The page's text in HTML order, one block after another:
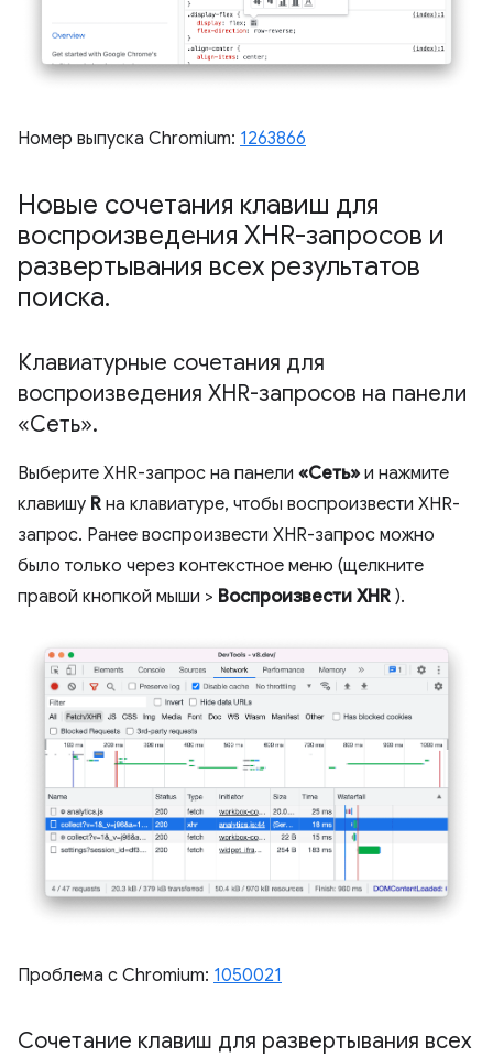
Номер выпуска Chromium: 1263866
Новые сочетания клавиш для
воспроизведения XHR-запросов и
развертывания всех результатов
поиска.
Клавиатурные сочетания для
воспроизведения XHR-запросов на панели
«Сеть».
Выберите XHR-запрос на панели «Сеть» и нажмите
клавишу R на клавиатуре, чтобы воспроизвести XHR-
запрос. Ранее воспроизвести XHR-запрос можно
было только через контекстное меню (щелкните
правой кнопкой мыши > Воспроизвести XHR ).
Проблема с Chromium: 1050021
Сочетание клавиш для развертывания всех